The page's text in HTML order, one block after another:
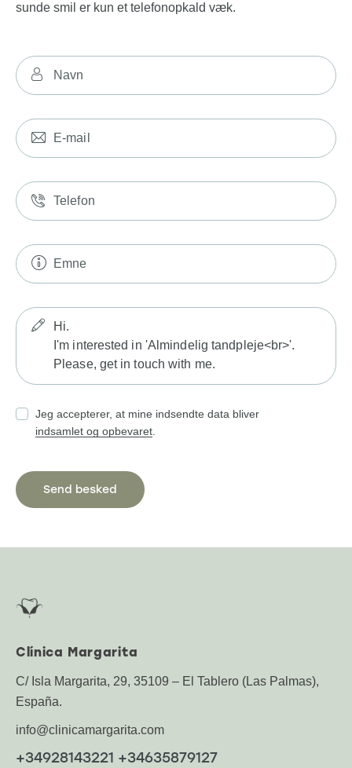
sunde smil er kun et telefonopkald væk.
Jeg accepterer, at mine indsendte data bliver
indsamlet og opbevaret.
Clínica Margarita
C/ Isla Margarita, 29, 35109 – El Tablero (Las Palmas),
España.
info@clinicamargarita.com
+34928143221 +34635879127